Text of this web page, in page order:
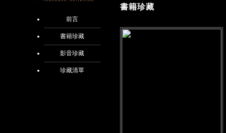
前言
書籍珍藏
影音珍藏
珍藏清單
書籍珍藏